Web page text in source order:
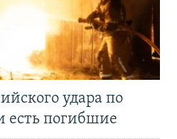
удара по
есть погибшие